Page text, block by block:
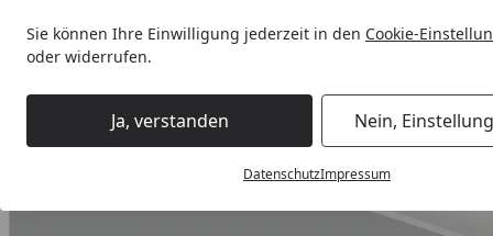
Sie können Ihre Einwilligung jederzeit in den Cookie-
oder widerrufen.
Ja, verstanden Nein,
DatenschutzImpressum